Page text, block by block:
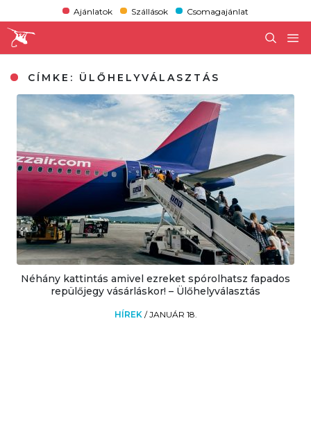
Ajánlatok Szállások Csomagajánlat
CÍMKE: ÜLŐHELYVÁLASZTÁS
Néhány kattintás amivel ezreket spórolhatsz fapados
repülőjegy vásárláskor! – Ülőhelyválasztás
HÍREK /JANUÁR 18.